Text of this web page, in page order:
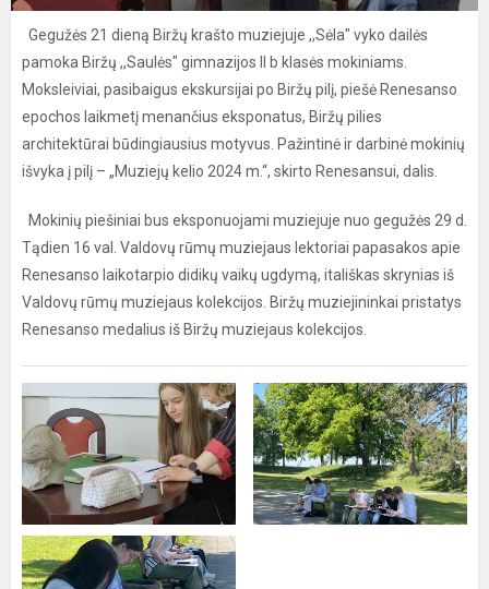
Gegužės 21 dieną Biržų krašto muziejuje ,,Sėla" vyko dailės
pamoka Biržų ,,Saulės" gimnazijos II b klasės mokiniams.
Moksleiviai, pasibaigus ekskursijai po Biržų pilį, piešė Renesanso
epochos laikmetį menančius eksponatus, Biržų pilies
architektūrai būdingiausius motyvus. Pažintinė ir darbinė mokinių
išvyka į pilį – „Muziejų kelio 2024 m.“, skirto Renesansui, dalis.
Mokinių piešiniai bus eksponuojami muziejuje nuo gegužės 29 d.
Tądien 16 val. Valdovų rūmų muziejaus lektoriai papasakos apie
Renesanso laikotarpio didikų vaikų ugdymą, itališkas skrynias iš
Valdovų rūmų muziejaus kolekcijos. Biržų muziejininkai pristatys
Renesanso medalius iš Biržų muziejaus kolekcijos.